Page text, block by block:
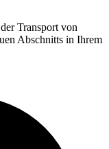
Transport von
Abschnitts in Ihrem